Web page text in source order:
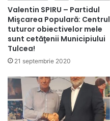
Valentin SPIRU – Partidul
Mişcarea Populară: Centrul
tuturor obiectivelor mele
sunt cetăţenii Municipiului
Tulcea!
21 septembrie 2020